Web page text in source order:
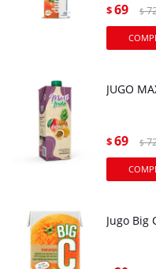
$69 $
JUGO
$69 $
Jugo Big